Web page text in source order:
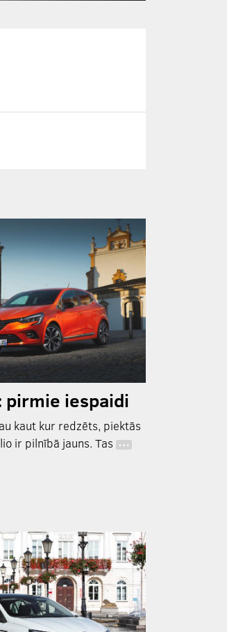
pirmie iespaidi
kaut kur redzēts, piektās
ir pilnībā jauns. Tas…